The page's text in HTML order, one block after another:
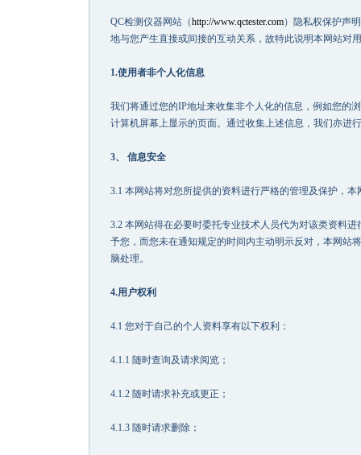
QC检测仪器网站（http://www.qctester.com）隐私权保护声
地与您产生直接或间接的互动关系，故特此说明本网站对
1.使用者非个人化信息
我们将通过您的IP地址来收集非个人化的信息，例如您的
计算机屏幕上显示的页面。通过收集上述信息，我们亦进
3、 信息安全
3.1 本网站将对您所提供的资料进行严格的管理及保护，
3.2 本网站得在必要时委托专业技术人员代为对该类资料
予您，而您未在通知规定的时间内主动明示反对，本网站
脑处理。
4.用户权利
4.1 您对于自己的个人资料享有以下权利：
4.1.1 随时查询及请求阅览；
4.1.2 随时请求补充或更正；
4.1.3 随时请求删除；